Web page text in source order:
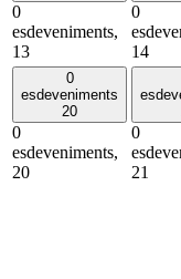
0
esdeveniments,
13
0
14
0
esdeveniments
20
0
esdeveniments,
20
0
21